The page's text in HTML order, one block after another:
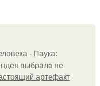
- Паука:
выбрала не
артефакт